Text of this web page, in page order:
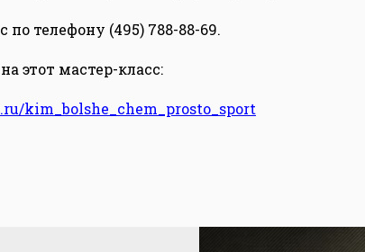
по телефону (495) 788-88-69.
этот мастер-класс:
kim_bolshe_chem_prosto_sport